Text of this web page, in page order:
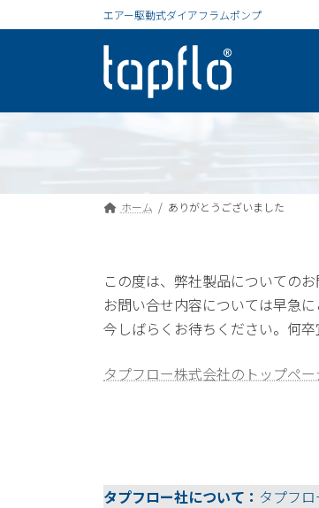
ン
へ
プ
ビ
ョ
動
エアー駆動式ダイアフラムポンプ
ホーム ありがとうございました
この度は、弊社製品についての
お問い合せ内容については早急に
今しばらくお待ちください。何卒
タプフロー株式会社のトップペ
タプフロー社について： タプフ